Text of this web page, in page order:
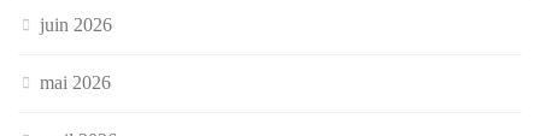
juin 2026
mai 2026